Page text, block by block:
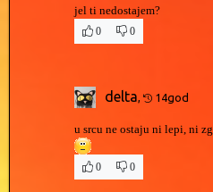
jel ti nedostajem?
0
0
delta, 14god
u srcu ne ostaju ni lepi, ni
0 0